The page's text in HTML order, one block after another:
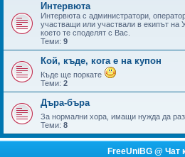
Интервюта
Интервюта с администратори,
участващи или участвали в екипът на
което те споделят с Вас.
Теми: 9
Кой, къде, кога е на купон
Къде ще поркате
Теми: 2
Дъра-бъра
За нормални хора, имащи нужда да
Теми: 8
FreeUniBG @ Чат